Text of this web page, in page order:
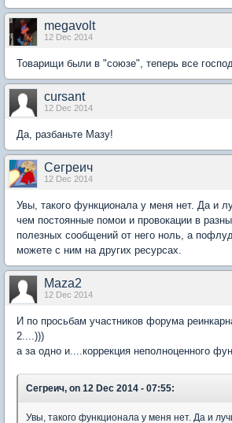
megavolt
12 Dec 2014
Товарищи были в "союзе", теперь все
cursant
12 Dec 2014
Да, разбаньте Мазу!
Сегреич
12 Dec 2014
Увы, такого функционала у меня нет. Да и
чем постоянные помои и провокации в
полезных сообщений от него ноль, а
можете с ним на других ресурсах.
Maza2
12 Dec 2014
И по просьбам участников форума
2....)))
а за одно и....коррекция неполноценного
Сегреич, on 12 Dec 2014 - 07:55:
Увы, такого функционала у меня нет. Да и